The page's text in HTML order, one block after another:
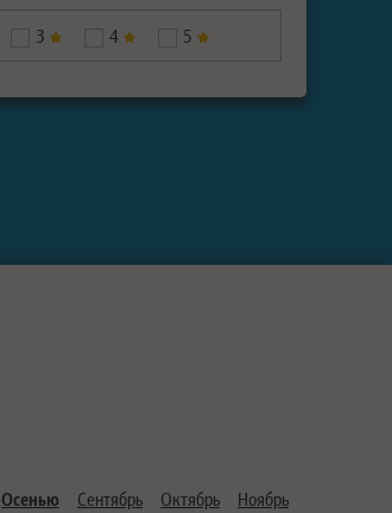
3 4 5
Осенью Сентябрь Октябрь Ноябрь